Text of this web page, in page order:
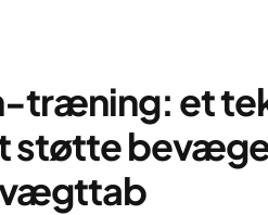
træning: et
støtte
vægttab